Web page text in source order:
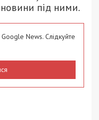
під ними.
News. Слідкуйте